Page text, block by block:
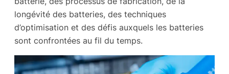
longévité des batteries, des techniques
d’optimisation et des défis auxquels les batteries
sont confrontées au fil du temps.